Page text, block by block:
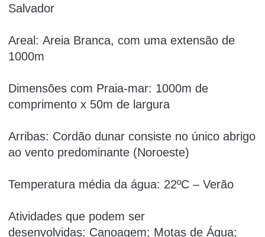
Salvador
Areal: Areia Branca, com uma extensão de
1000m
Dimensões com Praia-mar: 1000m de
comprimento x 50m de largura
Arribas: Cordão dunar consiste no único abrigo
ao vento predominante (Noroeste)
Temperatura média da água: 22ºC – Verão
Atividades que podem ser
desenvolvidas: Canoagem; Motas de Água;